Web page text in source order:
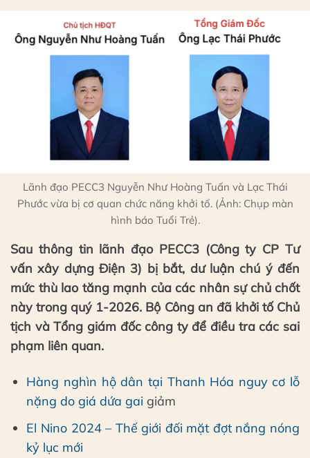
Lãnh đạo PECC3 Nguyễn Như Hoàng Tuấn và Lạc Thái
Phước vừa bị cơ quan chức năng khởi tố. (Ảnh: Chụp màn
hình báo Tuổi Trẻ).
Sau thông tin lãnh đạo PECC3 (Công ty CP Tư
vấn xây dựng Điện 3) bị bắt, dư luận chú ý đến
mức thù lao tăng mạnh của các nhân sự chủ chốt
này trong quý 1-2026. Bộ Công an đã khởi tố Chủ
tịch và Tổng giám đốc công ty để điều tra các sai
phạm liên quan.
Hàng nghìn hộ dân tại Thanh Hóa nguy cơ lỗ
nặng do giá dứa gai giảm
El Nino 2024 – Thế giới đối mặt đợt nắng nóng
kỷ lục mới